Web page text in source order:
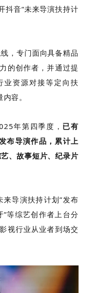
抖音“未来导演扶持计
，专门面向具备精品
的创作者，并通过提
业资源对接等定向扶
容。
年第四季度， 已有
布导演作品，累计上
、故事短片、纪录片
导演扶持计划”发布
等综艺创作者上台分
视行业从业者到场交